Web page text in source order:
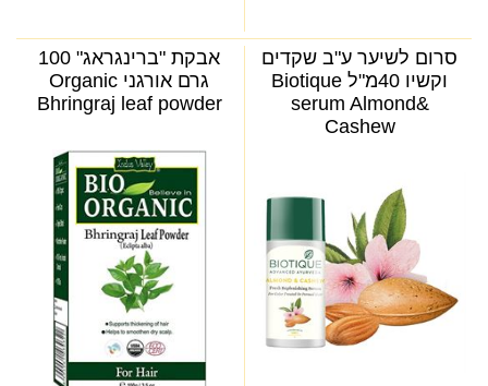
סרום לשיער ע"ב שקדים
וקשיו 40מ"ל Biotique
serum Almond&
Cashew
אבקת "ברינגראג" 100
גרם אורגני Organic
Bhringraj leaf powder